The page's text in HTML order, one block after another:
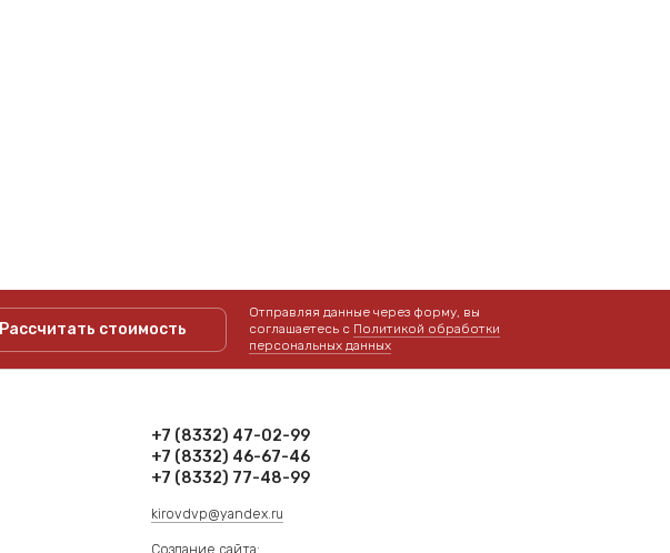
Рассчитать стоимость
Отправляя данные через форму, вы
соглашаетесь с Политикой обработки
персональных данных
+7 (8332) 47-02-99
+7 (8332) 46-67-46
+7 (8332) 77-48-99
kirovdvp@yandex.ru